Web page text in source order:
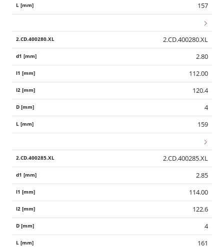
157
2.CD.400280.XL
2.80
112.00
120.4
4
159
2.CD.400285.XL
2.85
114.00
122.6
4
161